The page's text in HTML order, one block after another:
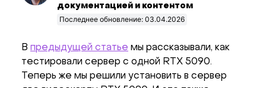
документацией и контентом
Последнее обновление: 03.04.2026
В предыдущей статье мы рассказывали, как
тестировали сервер с одной RTX 5090.
Теперь же мы решили установить в сервер